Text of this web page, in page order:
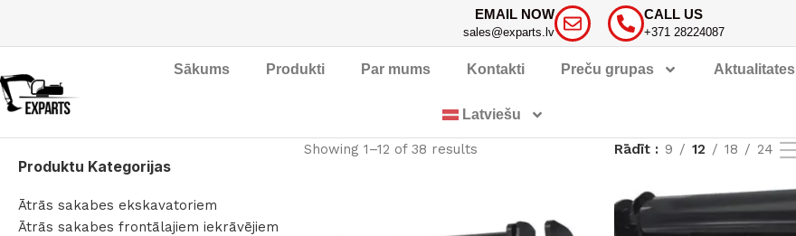
EMAIL NOW
sales@exparts.lv
CALL US
+371 28224087
Sākums Produkti Par mums Kontakti Preču grupas Aktualitates
Latviešu
Produktu Kategorijas
Ātrās sakabes ekskavatoriem
Ātrās sakabes frontālajiem iekrāvējiem
Showing 1–12 of 38 results Rādīt 9 12 18 24